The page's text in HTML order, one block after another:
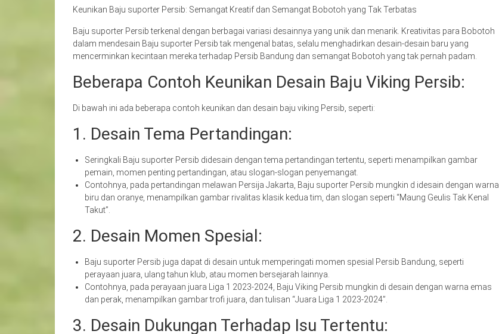
Keunikan Baju suporter Persib: Semangat Kreatif dan Semangat Bobotoh yang Tak Terbatas
Baju suporter Persib terkenal dengan berbagai variasi desainnya yang unik dan menarik. Kreativitas para Bobotoh
dalam mendesain Baju suporter Persib tak mengenal batas, selalu menghadirkan desain-desain baru yang
mencerminkan kecintaan mereka terhadap Persib Bandung dan semangat Bobotoh yang tak pernah padam.
Beberapa Contoh Keunikan Desain Baju Viking Persib:
Di bawah ini ada beberapa contoh keunikan dan desain baju viking Persib, seperti:
1. Desain Tema Pertandingan:
Seringkali Baju suporter Persib didesain dengan tema pertandingan tertentu, seperti menampilkan gambar
pemain, momen penting pertandingan, atau slogan-slogan penyemangat.
Contohnya, pada pertandingan melawan Persija Jakarta, Baju suporter Persib mungkin d idesain dengan warna
biru dan oranye, menampilkan gambar rivalitas klasik kedua tim, dan slogan seperti “Maung Geulis Tak Kenal
Takut”.
2. Desain Momen Spesial:
Baju suporter Persib juga dapat di desain untuk memperingati momen spesial Persib Bandung, seperti
perayaan juara, ulang tahun klub, atau momen bersejarah lainnya.
Contohnya, pada perayaan juara Liga 1 2023-2024, Baju Viking Persib mungkin di desain dengan warna emas
dan perak, menampilkan gambar trofi juara, dan tulisan “Juara Liga 1 2023-2024”.
3. Desain Dukungan Terhadap Isu Tertentu: